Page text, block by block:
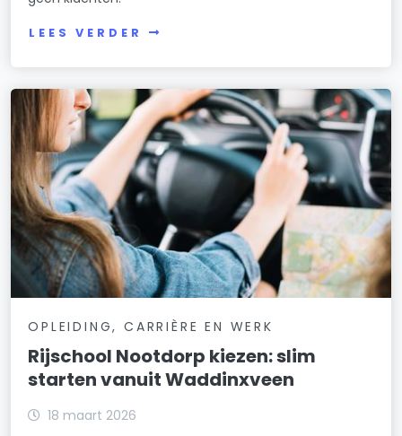
LEES VERDER
OPLEIDING, CARRIÈRE EN WERK
Rijschool Nootdorp kiezen: slim
starten vanuit Waddinxveen
18 maart 2026